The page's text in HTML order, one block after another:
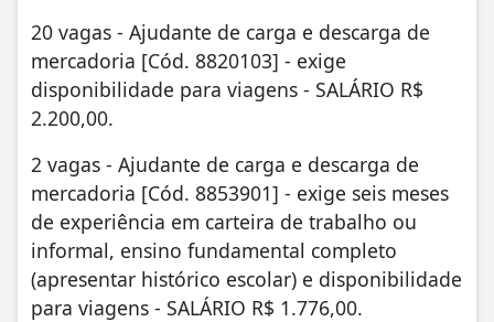
20 vagas - Ajudante de carga e descarga de
mercadoria [Cód. 8820103] - exige
disponibilidade para viagens - SALÁRIO R$
2.200,00.
2 vagas - Ajudante de carga e descarga de
mercadoria [Cód. 8853901] - exige seis meses
de experiência em carteira de trabalho ou
informal, ensino fundamental completo
(apresentar histórico escolar) e disponibilidade
para viagens - SALÁRIO R$ 1.776,00.